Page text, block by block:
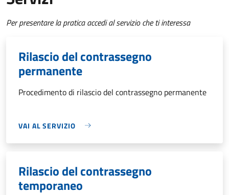
Per presentare la pratica accedi al servizio che ti interessa
Rilascio del contrassegno
permanente
Procedimento di rilascio del contrassegno permanente
VAI AL SERVIZIO
Rilascio del contrassegno
temporaneo